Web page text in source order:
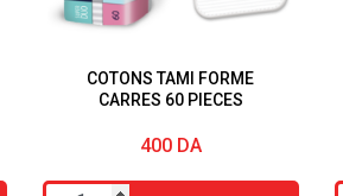
COTONS TAMI FORME
CARRES 60 PIECES
400 DA